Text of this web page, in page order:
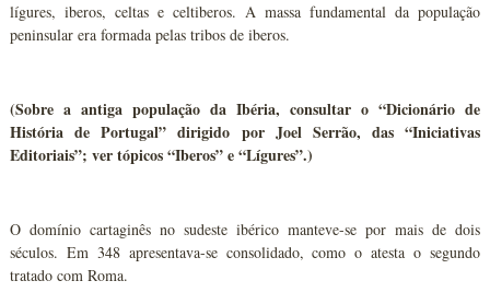
lígures, iberos, celtas e celtiberos. A massa fundamental da população
peninsular era formada pelas tribos de iberos.
(Sobre a antiga população da Ibéria, consultar o “Dicionário de
História de Portugal” dirigido por Joel Serrão, das “Iniciativas
Editoriais”; ver tópicos “Iberos” e “Lígures”.)
O domínio cartaginês no sudeste ibérico manteve-se por mais de dois
séculos. Em 348 apresentava-se consolidado, como o atesta o segundo
tratado com Roma.